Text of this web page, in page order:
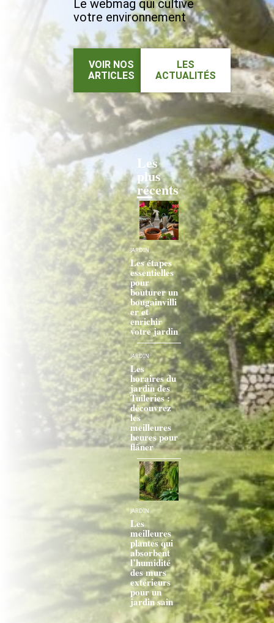
Le webmag qui cultive
votre environnement
VOIR NOS
ARTICLES
LES
ACTUALITÉS
Les
plus
récents
JARDIN
Les étapes
essentielles
pour
bouturer un
bougainvilli
er et
enrichir
votre jardin
JARDIN
Les
horaires du
jardin des
Tuileries :
découvrez
les
meilleures
heures pour
flâner
JARDIN
Les
meilleures
plantes qui
absorbent
l’humidité
des murs
extérieurs
pour un
jardin sain